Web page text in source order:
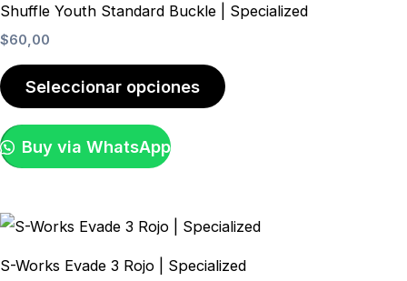
Shuffle Youth Standard Buckle | Specialized
$60,00
Seleccionar opciones
tiene
variantes.
la
Buy via WhatsApp
S-Works Evade 3 Rojo | Specialized
Este